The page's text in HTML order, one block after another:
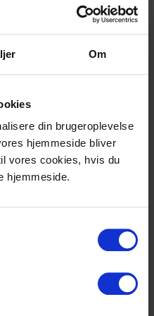
Om
din brugeroplevelse
hjemmeside bliver
vores cookies, hvis du
hjemmeside.
mange
kl. 16 om
hospitalsafdeling den
i ambulant regi –
være indlagt.
uden